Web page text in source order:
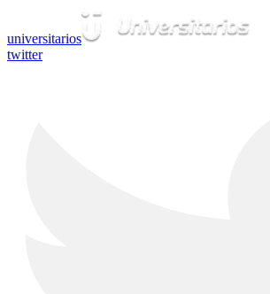
universitarios
twitter